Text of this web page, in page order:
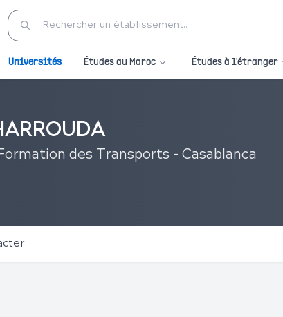
Universités Études au Maroc Études à l'étranger
des Transports - Casablanca